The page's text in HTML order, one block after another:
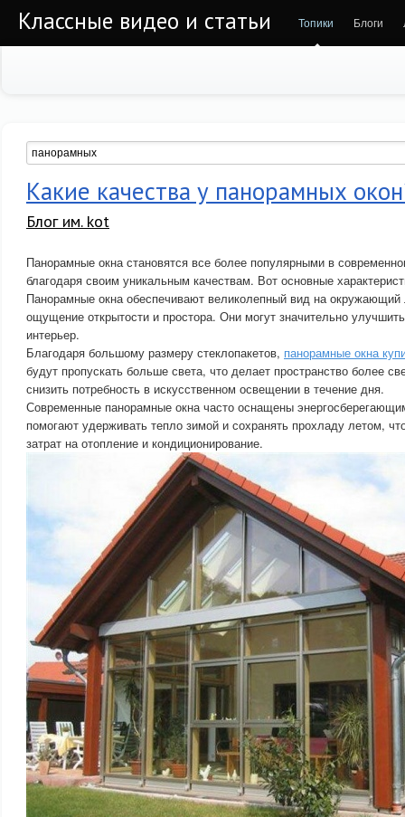
Классные видео и статьи Топики Блоги
Какие качества у панорамных
Блог им. kot
Панорамные окна становятся все более популярными в
благодаря своим уникальным качествам. Вот основные
Панорамные окна обеспечивают великолепный вид на
ощущение открытости и простора. Они могут значительно
интерьер.
Благодаря большому размеру стеклопакетов, панорамные окна
будут пропускать больше света, что делает пространство более
снизить потребность в искусственном освещении в течение дня.
Современные панорамные окна часто оснащены
помогают удерживать тепло зимой и сохранять прохладу летом,
затрат на отопление и кондиционирование.